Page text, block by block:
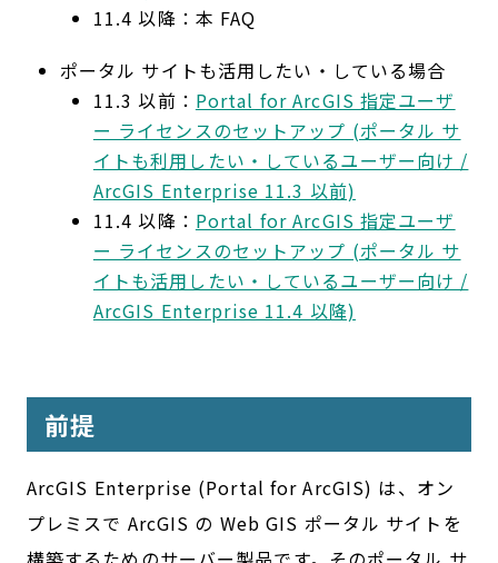
11.4 以降：本 FAQ
ポータル サイトも活用したい・している場合
11.3 以前： Portal for ArcGIS 指定ユーザ
ー ライセンスのセットアップ (ポータル サ
イトも利用したい・しているユーザー向け /
ArcGIS Enterprise 11.3 以前)
11.4 以降： Portal for ArcGIS 指定ユーザ
ー ライセンスのセットアップ (ポータル サ
イトも活用したい・しているユーザー向け /
ArcGIS Enterprise 11.4 以降)
前提
ArcGIS Enterprise (Portal for ArcGIS) は、オン
プレミスで ArcGIS の Web GIS ポータル サイトを